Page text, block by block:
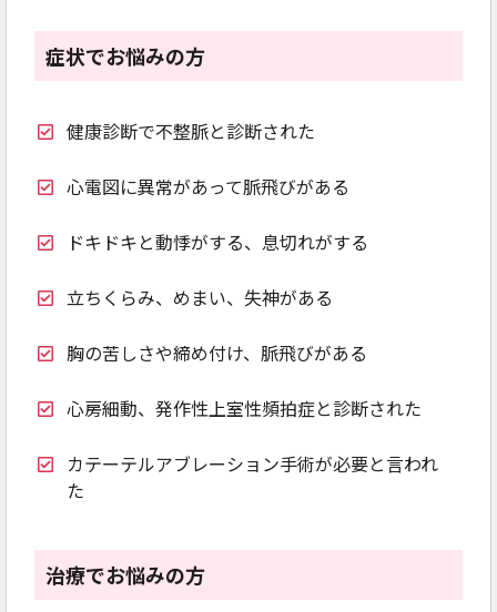
症状でお悩みの方
健康診断で不整脈と診断された
心電図に異常があって脈飛びがある
ドキドキと動悸がする、息切れがする
立ちくらみ、めまい、失神がある
胸の苦しさや締め付け、脈飛びがある
心房細動、発作性上室性頻拍症と診断された
カテーテルアブレーション手術が必要と言われ
た
治療でお悩みの方